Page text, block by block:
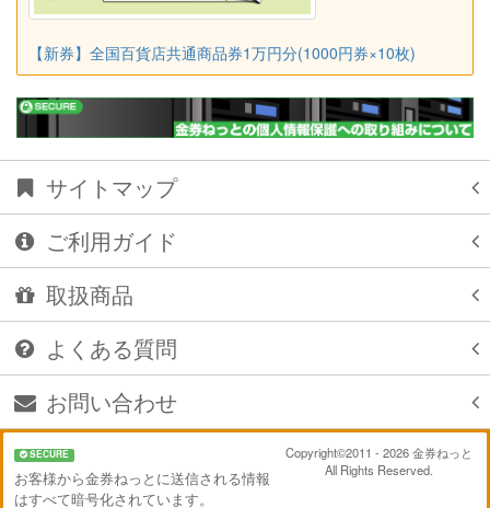
【新券】全国百貨店共通商品券1万円分(1000円券×10枚)
サイトマップ
ご利用ガイド
取扱商品
よくある質問
お問い合わせ
SECURE
お客様から金券ねっとに送信される情報
はすべて暗号化されています。
Copyright©2011 - 2026 金券ねっと
All Rights Reserved.